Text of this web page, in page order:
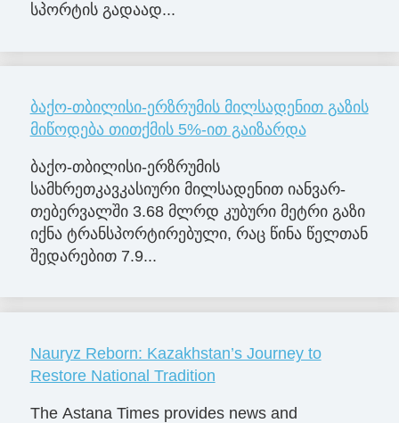
სპორ­ტის გა­და­ად­...
ბაქო-თბილისი-ერზრუმის მილსადენით გაზის
მიწოდება თითქმის 5%-ით გაიზარდა
ბაქო-თბილისი-ერზრუმის
სამხრეთკავკასიური მილსადენით იანვარ-
თებერვალში 3.68 მლრდ კუბური მეტრი გაზი
იქნა ტრანსპორტირებული, რაც წინა წელთან
შედარებით 7.9...
Nauryz Reborn: Kazakhstan’s Journey to
Restore National Tradition
The Astana Times provides news and